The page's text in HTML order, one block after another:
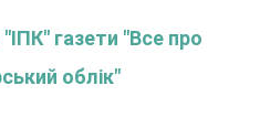
газети "Все про
облік"